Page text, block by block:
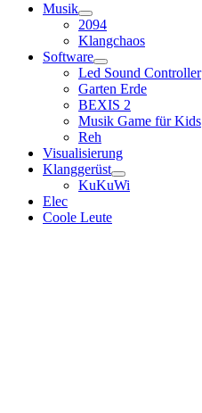
Musik
2094
Klangchaos
Software
Led Sound Controller
Garten Erde
BEXIS 2
Musik Game für Kids
Reh
Visualisierung
Klanggerüst
KuKuWi
Elec
Coole Leute